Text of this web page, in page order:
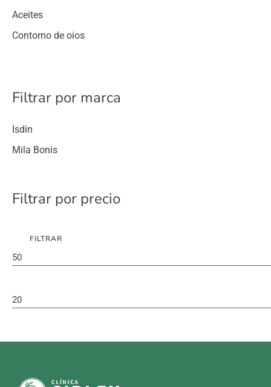
Aceites
Contorno de ojos
Exfoliantes
Packs
Filtrar por marca
Isdin
Mila Bonis
Filtrar por precio
Precio
Precio
FILTRAR